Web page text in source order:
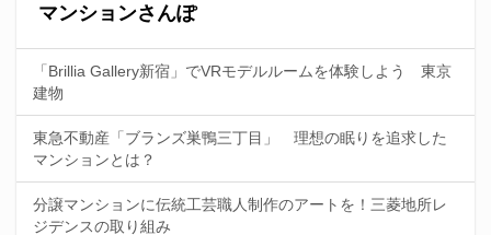
マンションさんぽ
「Brillia Gallery新宿」でVRモデルルームを体験しよう 東京
建物
東急不動産「ブランズ巣鴨三丁目」 理想の眠りを追求した
マンションとは？
分譲マンションに伝統工芸職人制作のアートを！三菱地所レ
ジデンスの取り組み